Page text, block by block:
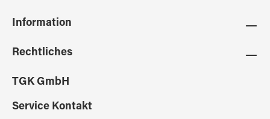
Information
Rechtliches
TGK GmbH
Service Kontakt